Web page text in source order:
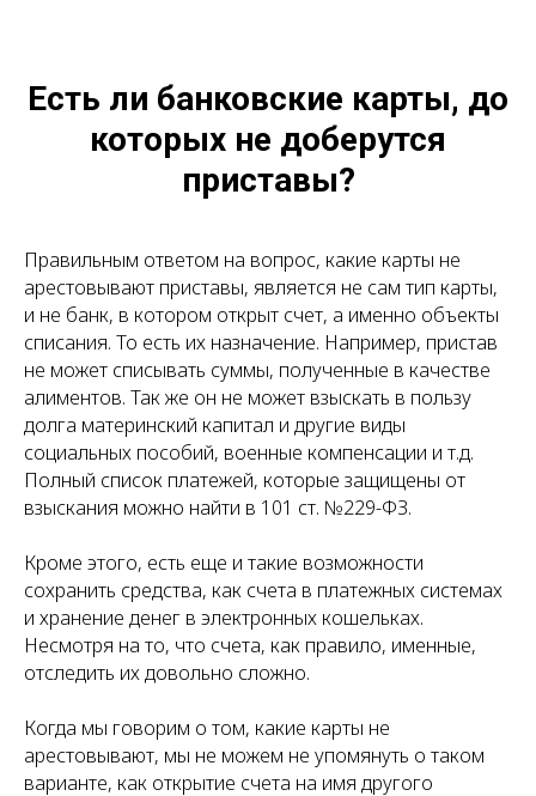
Есть ли банковские карты, до
которых не доберутся
приставы?
Правильным ответом на вопрос, какие карты не
арестовывают приставы, является не сам тип карты,
и не банк, в котором открыт счет, а именно объекты
списания. То есть их назначение. Например, пристав
не может списывать суммы, полученные в качестве
алиментов. Так же он не может взыскать в пользу
долга материнский капитал и другие виды
социальных пособий, военные компенсации и т.д.
Полный список платежей, которые защищены от
взыскания можно найти в 101 ст. №229-ФЗ.
Кроме этого, есть еще и такие возможности
сохранить средства, как счета в платежных системах
и хранение денег в электронных кошельках.
Несмотря на то, что счета, как правило, именные,
отследить их довольно сложно.
Когда мы говорим о том, какие карты не
арестовывают, мы не можем не упомянуть о таком
варианте, как открытие счета на имя другого